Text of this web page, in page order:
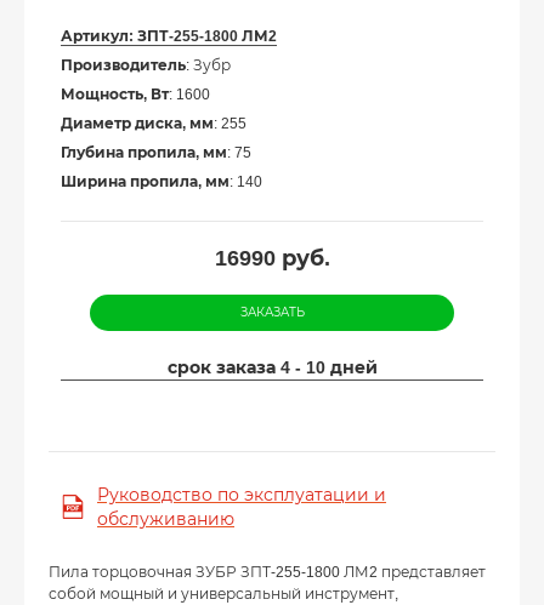
Артикул: ЗПТ-255-1800 ЛМ2
Производитель: Зубр
Мощность, Вт: 1600
Диаметр диска, мм: 255
Глубина пропила, мм: 75
Ширина пропила, мм: 140
16990руб.
ЗАКАЗАТЬ
срок заказа 4 - 10 дней
Руководство по эксплуатации и
обслуживанию
Пила торцовочная ЗУБР ЗПТ-255-1800 ЛМ2 представляет
собой мощный и универсальный инструмент,